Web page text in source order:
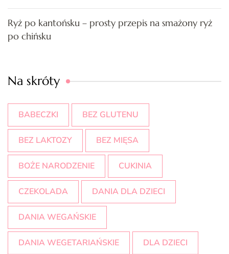
Ryż po kantońsku – prosty przepis na smażony ryż
po chińsku
Na skróty
BABECZKI BEZ GLUTENU
BEZ LAKTOZY BEZ MIĘSA
BOŻE NARODZENIE CUKINIA
CZEKOLADA DANIA DLA DZIECI
DANIA WEGAŃSKIE
DANIA WEGETARIAŃSKIE DLA DZIECI